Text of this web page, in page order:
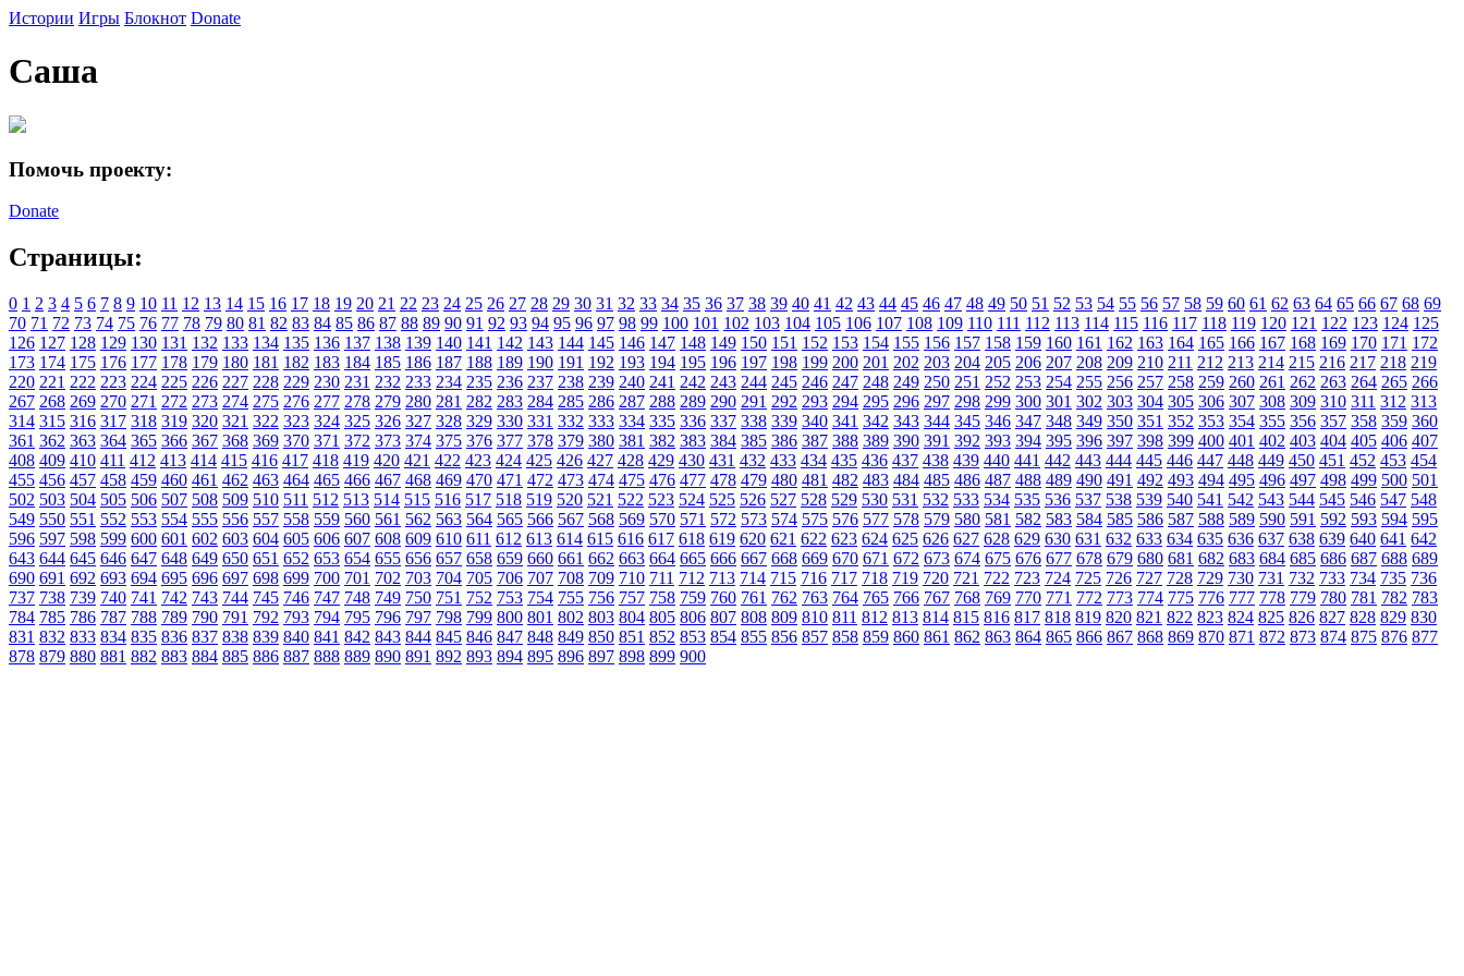
Истории Игры Блокнот Donate
Саша
Помочь проекту:
Donate
Страницы:
0 1 2 3 4 5 6 7 8 9 10 11 12 13 14 15 16 17 18 19 20 21 22 23 24 25 26 27 28 29 30 31 32 33 34 35 36 37 38 39 40 41 42 43 44 45 46 47 48 49 50 51 52 53 54 55 56 57 58 59 60 61 62 63 64 65 66 67 68 69
70 71 72 73 74 75 76 77 78 79 80 81 82 83 84 85 86 87 88 89 90 91 92 93 94 95 96 97 98 99 100 101 102 103 104 105 106 107 108 109 110 111 112 113 114 115 116 117 118 119 120 121 122 123 124 125
126 127 128 129 130 131 132 133 134 135 136 137 138 139 140 141 142 143 144 145 146 147 148 149 150 151 152 153 154 155 156 157 158 159 160 161 162 163 164 165 166 167 168 169 170 171 172
173 174 175 176 177 178 179 180 181 182 183 184 185 186 187 188 189 190 191 192 193 194 195 196 197 198 199 200 201 202 203 204 205 206 207 208 209 210 211 212 213 214 215 216 217 218 219
220 221 222 223 224 225 226 227 228 229 230 231 232 233 234 235 236 237 238 239 240 241 242 243 244 245 246 247 248 249 250 251 252 253 254 255 256 257 258 259 260 261 262 263 264 265 266
267 268 269 270 271 272 273 274 275 276 277 278 279 280 281 282 283 284 285 286 287 288 289 290 291 292 293 294 295 296 297 298 299 300 301 302 303 304 305 306 307 308 309 310 311 312 313
314 315 316 317 318 319 320 321 322 323 324 325 326 327 328 329 330 331 332 333 334 335 336 337 338 339 340 341 342 343 344 345 346 347 348 349 350 351 352 353 354 355 356 357 358 359 360
361 362 363 364 365 366 367 368 369 370 371 372 373 374 375 376 377 378 379 380 381 382 383 384 385 386 387 388 389 390 391 392 393 394 395 396 397 398 399 400 401 402 403 404 405 406 407
408 409 410 411 412 413 414 415 416 417 418 419 420 421 422 423 424 425 426 427 428 429 430 431 432 433 434 435 436 437 438 439 440 441 442 443 444 445 446 447 448 449 450 451 452 453 454
455 456 457 458 459 460 461 462 463 464 465 466 467 468 469 470 471 472 473 474 475 476 477 478 479 480 481 482 483 484 485 486 487 488 489 490 491 492 493 494 495 496 497 498 499 500 501
502 503 504 505 506 507 508 509 510 511 512 513 514 515 516 517 518 519 520 521 522 523 524 525 526 527 528 529 530 531 532 533 534 535 536 537 538 539 540 541 542 543 544 545 546 547 548
549 550 551 552 553 554 555 556 557 558 559 560 561 562 563 564 565 566 567 568 569 570 571 572 573 574 575 576 577 578 579 580 581 582 583 584 585 586 587 588 589 590 591 592 593 594 595
596 597 598 599 600 601 602 603 604 605 606 607 608 609 610 611 612 613 614 615 616 617 618 619 620 621 622 623 624 625 626 627 628 629 630 631 632 633 634 635 636 637 638 639 640 641 642
643 644 645 646 647 648 649 650 651 652 653 654 655 656 657 658 659 660 661 662 663 664 665 666 667 668 669 670 671 672 673 674 675 676 677 678 679 680 681 682 683 684 685 686 687 688 689
690 691 692 693 694 695 696 697 698 699 700 701 702 703 704 705 706 707 708 709 710 711 712 713 714 715 716 717 718 719 720 721 722 723 724 725 726 727 728 729 730 731 732 733 734 735 736
737 738 739 740 741 742 743 744 745 746 747 748 749 750 751 752 753 754 755 756 757 758 759 760 761 762 763 764 765 766 767 768 769 770 771 772 773 774 775 776 777 778 779 780 781 782 783
784 785 786 787 788 789 790 791 792 793 794 795 796 797 798 799 800 801 802 803 804 805 806 807 808 809 810 811 812 813 814 815 816 817 818 819 820 821 822 823 824 825 826 827 828 829 830
831 832 833 834 835 836 837 838 839 840 841 842 843 844 845 846 847 848 849 850 851 852 853 854 855 856 857 858 859 860 861 862 863 864 865 866 867 868 869 870 871 872 873 874 875 876 877
878 879 880 881 882 883 884 885 886 887 888 889 890 891 892 893 894 895 896 897 898 899 900